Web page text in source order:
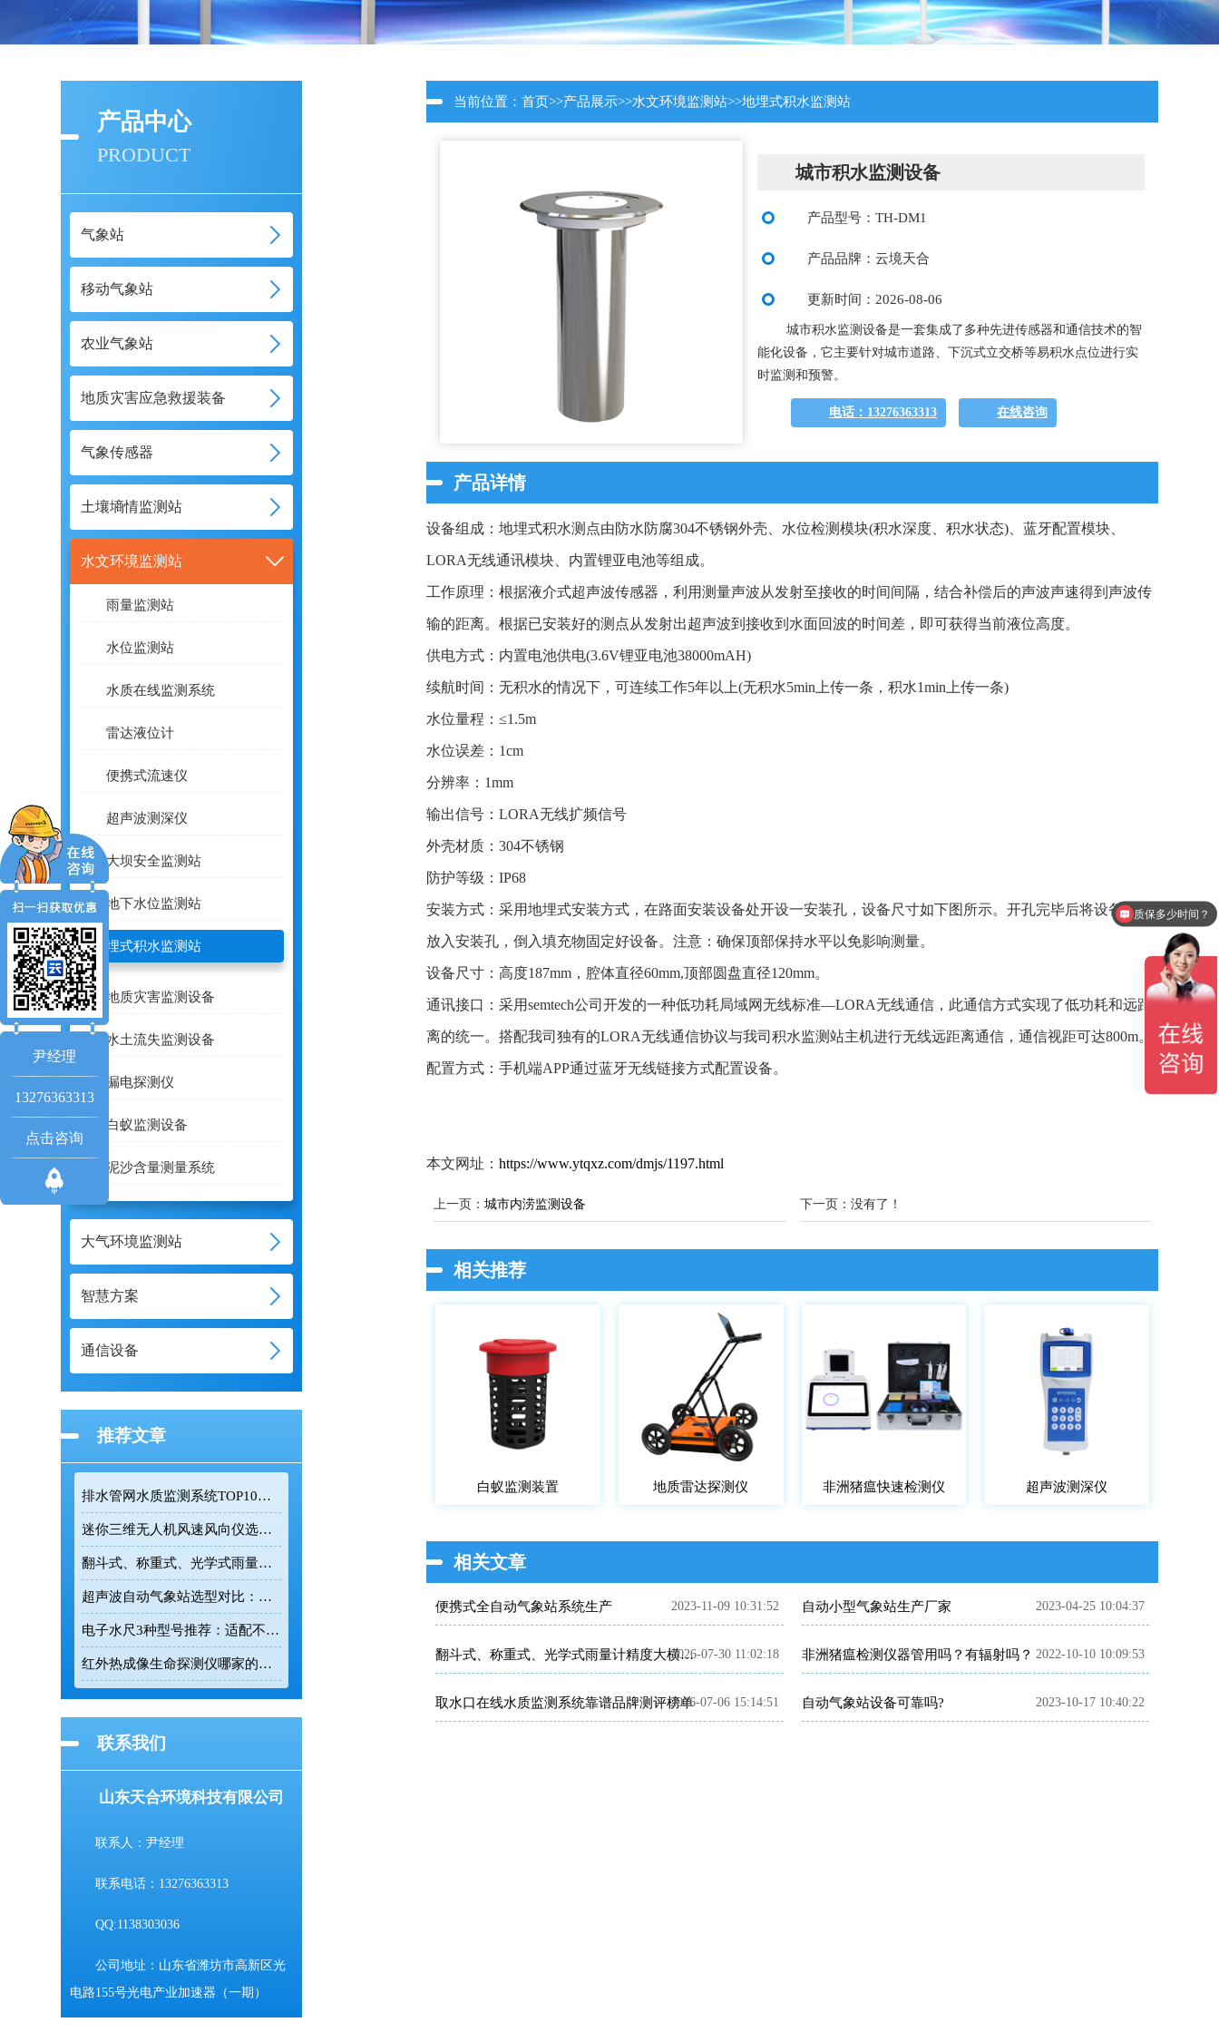
产品中心
PRODUCT
气象站
移动气象站
农业气象站
地质灾害应急救援装备
气象传感器
土壤墒情监测站
水文环境监测站
雨量监测站
水位监测站
水质在线监测系统
雷达液位计
便携式流速仪
超声波测深仪
大坝安全监测站
地下水位监测站
地埋式积水监测站
地质灾害监测设备
水土流失监测设备
漏电探测仪
白蚁监测设备
泥沙含量测量系统
大气环境监测站
智慧方案
通信设备
推荐文章
排水管网水质监测系统TOP10推荐榜单
迷你三维无人机风速风向仪选型：云境天合TH-F1H助力空中风场监测
翻斗式、称重式、光学式雨量计精度大横评：哪种雨量计测量最准？
超声波自动气象站选型对比：云境天合 TH-CQX6 与天蔚 TW-CQX5 推荐
电子水尺3种型号推荐：适配不同水深监测场景
红外热成像生命探测仪哪家的好用？TH-860TH这款救援项目都在用
联系我们
山东天合环境科技有限公司
联系人：尹经理
联系电话：13276363313
QQ:1138303036
公司地址：山东省潍坊市高新区光
电路155号光电产业加速器（一期）
当前位置：首页>>产品展示>>水文环境监测站>>地埋式积水监测站
城市积水监测设备
产品型号：TH-DM1
产品品牌：云境天合
更新时间：2026-08-06
城市积水监测设备是一套集成了多种先进传感器和通信技术的智
能化设备，它主要针对城市道路、下沉式立交桥等易积水点位进行实
时监测和预警。
电话：13276363313 在线咨询
产品详情
设备组成：地埋式积水测点由防水防腐304不锈钢外壳、水位检测模块(积水深度、积水状态)、蓝牙配置模块、
LORA无线通讯模块、内置锂亚电池等组成。
工作原理：根据液介式超声波传感器，利用测量声波从发射至接收的时间间隔，结合补偿后的声波声速得到声波传
输的距离。根据已安装好的测点从发射出超声波到接收到水面回波的时间差，即可获得当前液位高度。
供电方式：内置电池供电(3.6V锂亚电池38000mAH)
续航时间：无积水的情况下，可连续工作5年以上(无积水5min上传一条，积水1min上传一条)
水位量程：≤1.5m
水位误差：1cm
分辨率：1mm
输出信号：LORA无线扩频信号
外壳材质：304不锈钢
防护等级：IP68
安装方式：采用地埋式安装方式，在路面安装设备处开设一安装孔，设备尺寸如下图所示。开孔完毕后将设备垂直
放入安装孔，倒入填充物固定好设备。注意：确保顶部保持水平以免影响测量。
设备尺寸：高度187mm，腔体直径60mm,顶部圆盘直径120mm。
通讯接口：采用semtech公司开发的一种低功耗局域网无线标准—LORA无线通信，此通信方式实现了低功耗和远距
离的统一。搭配我司独有的LORA无线通信协议与我司积水监测站主机进行无线远距离通信，通信视距可达800m。
配置方式：手机端APP通过蓝牙无线链接方式配置设备。
本文网址：https://www.ytqxz.com/dmjs/1197.html
上一页：城市内涝监测设备 下一页：没有了！
相关推荐
白蚁监测装置 地质雷达探测仪 非洲猪瘟快速检测仪 超声波测深仪
相关文章
便携式全自动气象站系统生产 2023-11-09 10:31:52 自动小型气象站生产厂家 2023-04-25 10:04:37
翻斗式、称重式、光学式雨量计精度大横评：哪种雨量计测量最准？
2026-07-30 11:02:18 非洲猪瘟检测仪器管用吗？有辐射吗？ 2022-10-10 10:09:53
取水口在线水质监测系统靠谱品牌测评榜单2026-07-06 15:14:51 自动气象站设备可靠吗? 2023-10-17 10:40:22
尹经理
13276363313
点击咨询
质保多少时间？